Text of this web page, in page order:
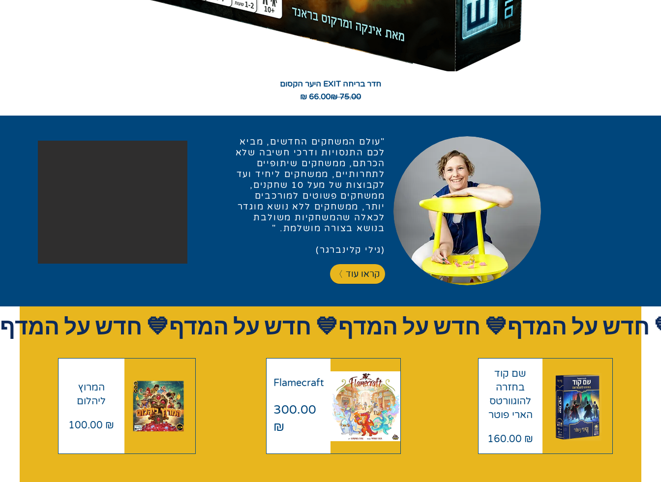
תצוגה מהירהחדר בריחה EXIT היער הקסום
מחיר רגיל
מחיר מבצע
"עולם המשחקים החדשים, מביא
לכם התנסויות ודרכי חשיבה שלא
הכרתם, ממשחקים שיתופיים
לתחרותיים, ממשחקים ליחיד ועד
לקבוצות של מעל 10 שחקנים,
ממשחקים פשוטים למורכבים
יותר, ממשחקים ללא נושא מוגדר
לכאלה שהמשחקיות משולבת
בנושא בצורה מושלמת. "
(גילי קלינברגר)
קראו עוד
המרוץ
ליהלום
100.00 ₪ מחיר
Flamecraft
300.00
₪מחיר
שם קוד
בחזרה
להוגוורטס
הארי פוטר
160.00 ₪
חדש על המדף 💙